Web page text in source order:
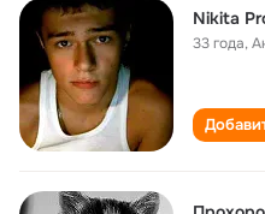
Nikita
33 года,